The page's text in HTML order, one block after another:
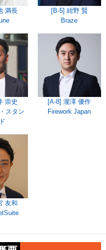
満長
[B-5] 紺野 賢
Braze
崇史
スタン
[A-8] 瀧澤 優作
Firework Japan
友和